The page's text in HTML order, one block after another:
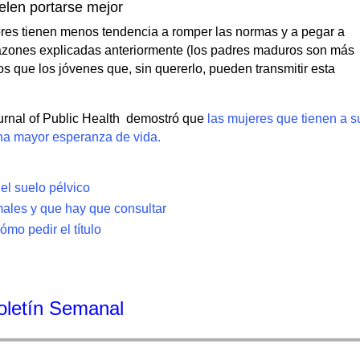
portarse mejor
tienen menos tendencia a romper las normas y a pegar a
explicadas anteriormente (los padres maduros son más
que los jóvenes que, sin quererlo, pueden transmitir esta
of Public Health demostró que las mujeres que tienen a
mayor esperanza de vida.
suelo pélvico
y que hay que consultar
pedir el título
Semanal